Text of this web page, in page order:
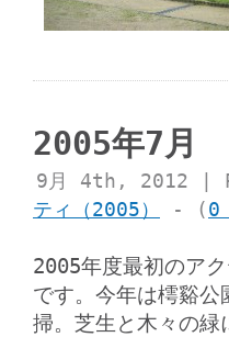
2005年7月
9月 4th, 2012 |
ティ（2005）
- (0
2005年度最初のア
です。今年は樗谿
掃。芝生と木々の緑